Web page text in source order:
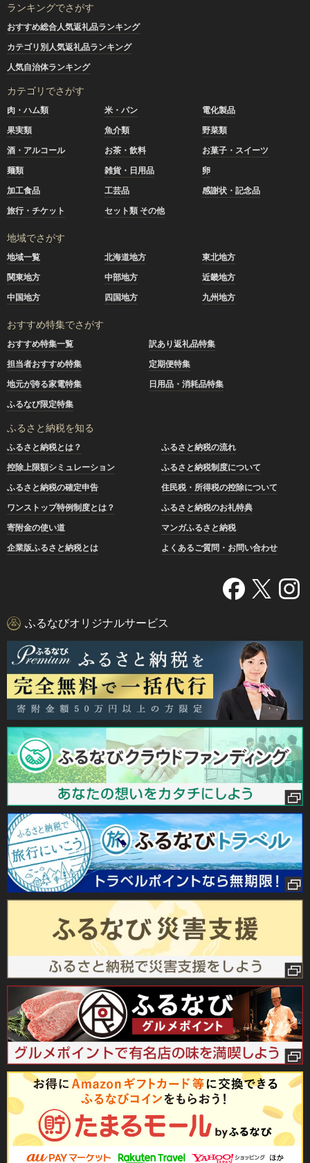
ランキングでさがす
おすすめ総合人気返礼品ランキング
カテゴリ別人気返礼品ランキング
人気自治体ランキング
カテゴリでさがす
肉・ハム類 米・パン
電化製品
果実類
魚介類
野菜類
酒・アルコール
お茶・飲料
お菓子・スイーツ
麺類
雑貨・日用品
卵
加工食品
工芸品
感謝状・記念品
旅行・チケット
セット類 その他
地域でさがす
地域一覧 北海道地方
東北地方
関東地方
中部地方
近畿地方
中国地方
四国地方 九州地方
おすすめ特集でさがす
おすすめ特集一覧
訳あり返礼品特集
担当者おすすめ特集
定期便特集
地元が誇る家電特集
日用品・消耗品特集
ふるなび限定特集
ふるさと納税を知る
ふるさと納税とは？
ふるさと納税の流れ
控除上限額シミュレーション
ふるさと納税制度について
ふるさと納税の確定申告
住民税・所得税の控除について
ワンストップ特例制度とは？
ふるさと納税のお礼特典
寄附金の使い道
マンガふるさと納税
企業版ふるさと納税とは
よくあるご質問・お問い合わせ
ふるなびオリジナルサービス